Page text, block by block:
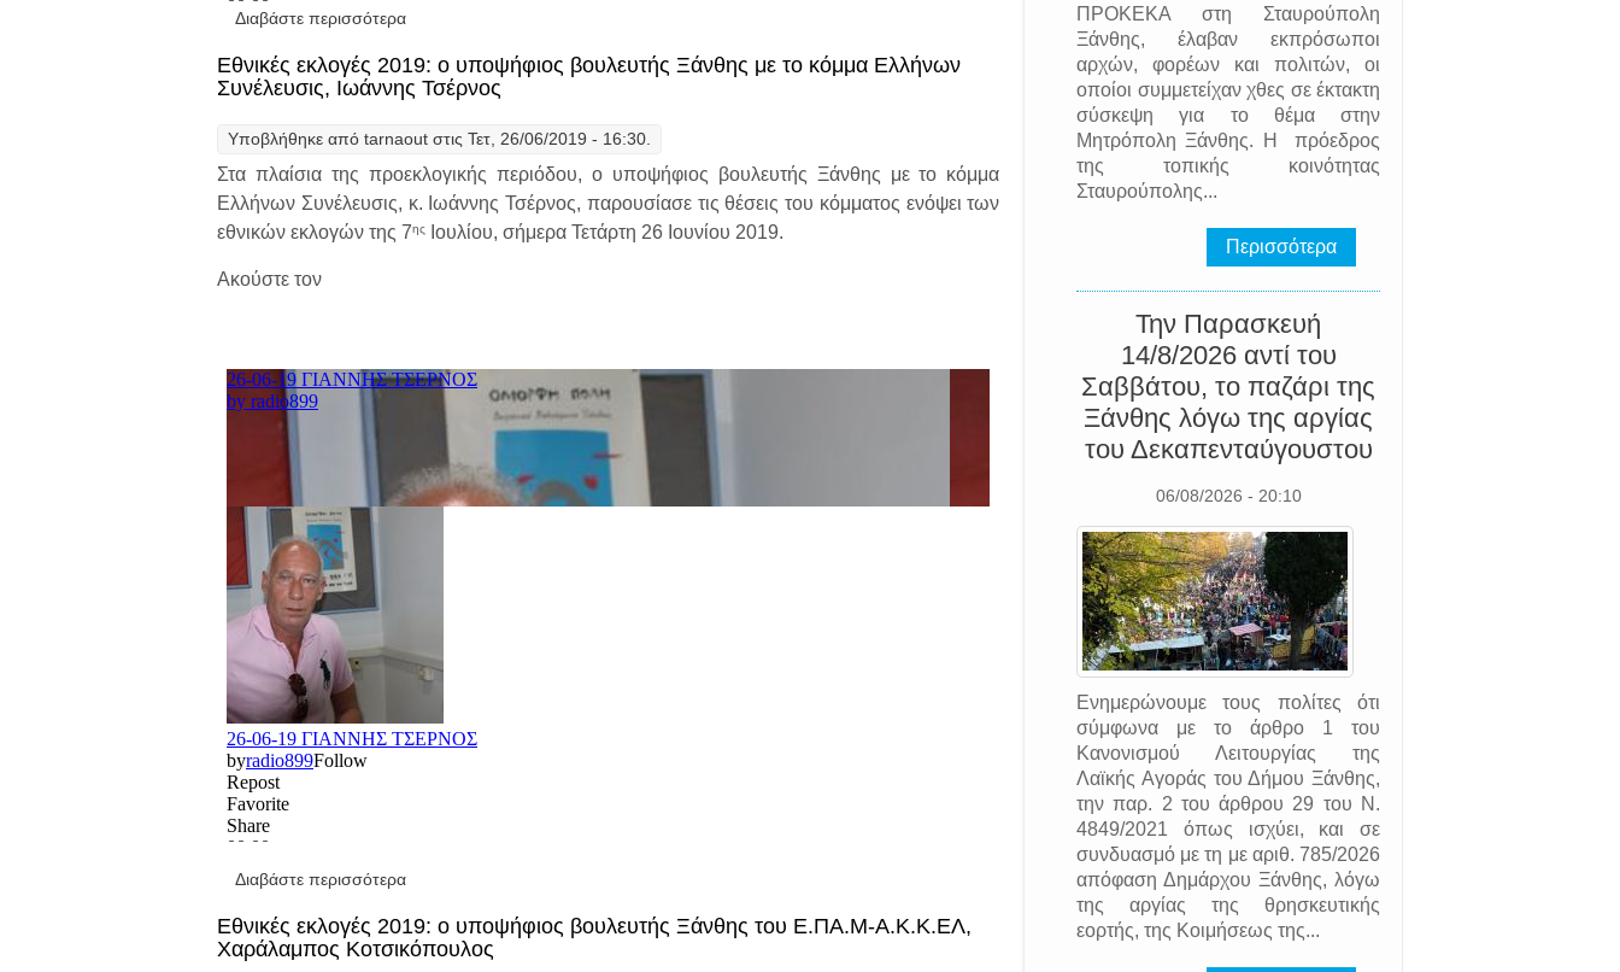
Διαβάστε περισσότερα για Εθνικές εκλογές 2019: ο υποψήφιος βουλευτής Ξάνθης με τη ΛΑ.Ε, Αντώνης Κοσμίδης
Εθνικές εκλογές 2019: ο υποψήφιος βουλευτής Ξάνθης με το κόμμα Ελλήνων
Συνέλευσις, Ιωάννης Τσέρνος
Υποβλήθηκε από tarnaout στις Τετ, 26/06/2019 - 16:30.
Στα πλαίσια της προεκλογικής περιόδου, ο υποψήφιος βουλευτής Ξάνθης με το κόμμα
Ελλήνων Συνέλευσις, κ. Ιωάννης Τσέρνος, παρουσίασε τις θέσεις του κόμματος ενόψει των
εθνικών εκλογών της 7ης Ιουλίου, σήμερα Τετάρτη 26 Ιουνίου 2019.
Ακούστε τον
Διαβάστε περισσότερα για Εθνικές εκλογές 2019: ο υποψήφιος βουλευτής Ξάνθης με το κόμμα Ελλήνων Συνέλευσις, Ιωάννης Τσέρνος
Εθνικές εκλογές 2019: ο υποψήφιος βουλευτής Ξάνθης του Ε.ΠΑ.Μ-Α.Κ.Κ.ΕΛ,
Χαράλαμπος Κοτσικόπουλος
ΠΡΟΚΕΚΑ στη Σταυρούπολη
Ξάνθης, έλαβαν εκπρόσωποι
αρχών, φορέων και πολιτών, οι
οποίοι συμμετείχαν χθες σε έκτακτη
σύσκεψη για το θέμα στην
Μητρόπολη Ξάνθης. Η πρόεδρος
της τοπικής κοινότητας
Σταυρούπολης...
Περισσότερα
Την Παρασκευή
14/8/2026 αντί του
Σαββάτου, το παζάρι της
Ξάνθης λόγω της αργίας
του Δεκαπενταύγουστου
06/08/2026 - 20:10
Ενημερώνουμε τους πολίτες ότι
σύμφωνα με το άρθρο 1 του
Κανονισμού Λειτουργίας της
Λαϊκής Αγοράς του Δήμου Ξάνθης,
την παρ. 2 του άρθρου 29 του Ν.
4849/2021 όπως ισχύει, και σε
συνδυασμό με τη με αριθ. 785/2026
απόφαση Δημάρχου Ξάνθης, λόγω
της αργίας της θρησκευτικής
εορτής, της Κοιμήσεως της...